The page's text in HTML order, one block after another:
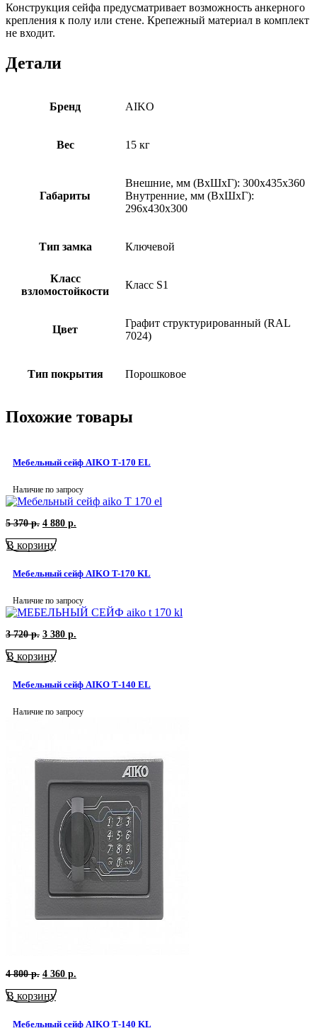
Конструкция сейфа предусматривает возможность анкерного
крепления к полу или стене. Крепежный материал в комплект
не входит.
Детали
Бренд AIKO
Вес 15 кг
Габариты
Внешние, мм (ВхШхГ): 300x435x360
Внутренние, мм (ВхШхГ):
296x430x300
Тип замка Ключевой
Класс
взломостойкости
Класс S1
Цвет
Графит структурированный (RAL
7024)
Тип покрытия Порошковое
Похожие товары
Мебельный сейф AIKO Т-170 EL
Наличие по запросу
5 370р. Первоначальная
составляла
р..
4 880 р.
р..
В корзину
Мебельный сейф AIKO T-170 KL
Наличие по запросу
3 720р. Первоначальная
составляла
р..
3 380 р.
р..
В корзину
Мебельный сейф AIKO Т-140 EL
Наличие по запросу
4 800р. Первоначальная
составляла
4 360 р.
р..
В корзину
Мебельный сейф AIKO Т-140 KL